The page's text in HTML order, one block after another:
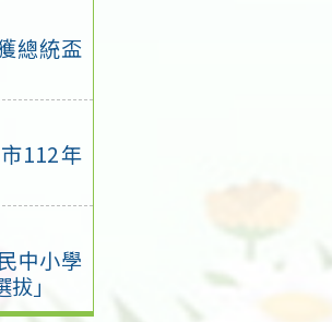
總統盃
112年
中小學
」